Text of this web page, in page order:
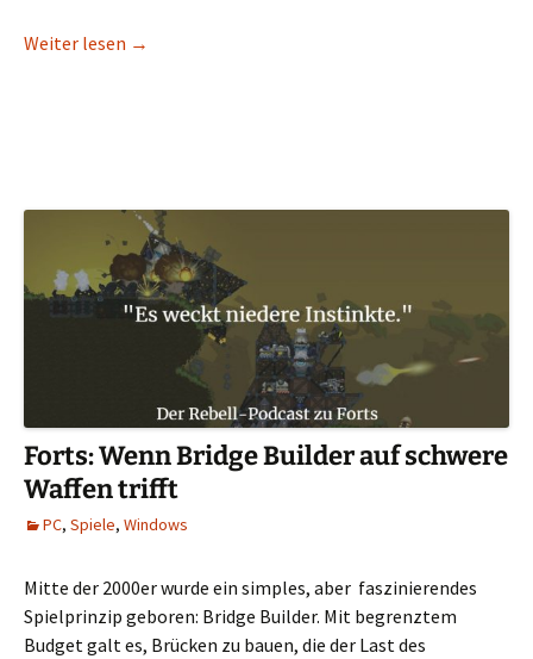
Weiter lesen Conan Unconquered: Willst du ewig leben?
→
Forts: Wenn Bridge Builder auf schwere
Waffen trifft
PC, Spiele, Windows
Mitte der 2000er wurde ein simples, aber faszinierendes
Spielprinzip geboren: Bridge Builder. Mit begrenztem
Budget galt es, Brücken zu bauen, die der Last des